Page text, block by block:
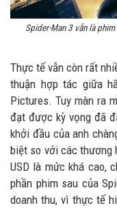
Spider-Man 3 vẫn là
Thực tế vẫn còn rất
thuận hợp tác giữa
Pictures. Tuy màn ra
đạt được kỳ vọng đã
khởi đầu của anh
biệt so với các thương
USD là mức khá cao,
phần phim sau của
doanh thu, vì thực tế